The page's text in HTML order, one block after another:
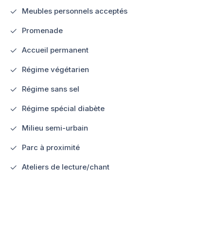
Meubles personnels acceptés
Promenade
Accueil permanent
Régime végétarien
Régime sans sel
Régime spécial diabète
Milieu semi-urbain
Parc à proximité
Ateliers de lecture/chant